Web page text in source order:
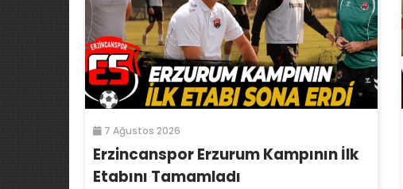
7 Ağustos 2026
Erzincanspor Erzurum Kampının İlk
Etabını Tamamladı